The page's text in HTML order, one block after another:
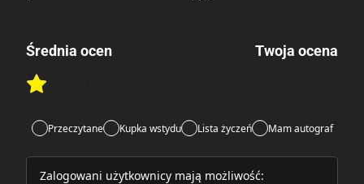
Średnia ocen
Rate this item:
Twoja ocena
Przeczytane Kupka wstydu Lista życzeń Mam autograf
Zalogowani użytkownicy mają możliwość: